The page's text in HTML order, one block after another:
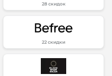
28 скидок
22 скидки